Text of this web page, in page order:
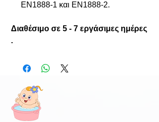
EN1888-1 και EN1888-2.
Διαθέσιμο σε 5 - 7 εργάσιμες ημέρες
.